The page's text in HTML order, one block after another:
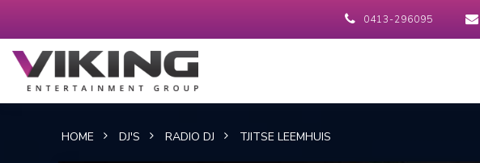
0413-296095
HOME DJ'S RADIO DJ TJITSE LEEMHUIS